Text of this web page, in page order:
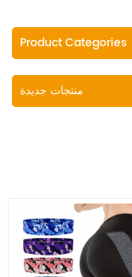
Product Categories
منتجات جديدة